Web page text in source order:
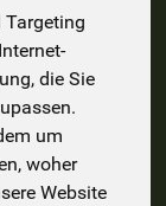
Targeting
die Sie
um
woher
Website
und zur
erforderlich
gesetzliche
ein.